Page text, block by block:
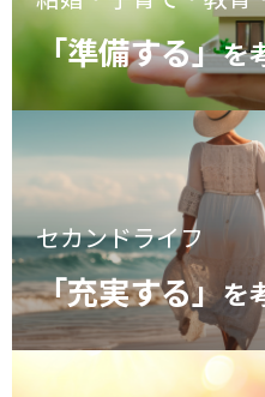
「準備する」を
セカンドライフ
「充実する」を